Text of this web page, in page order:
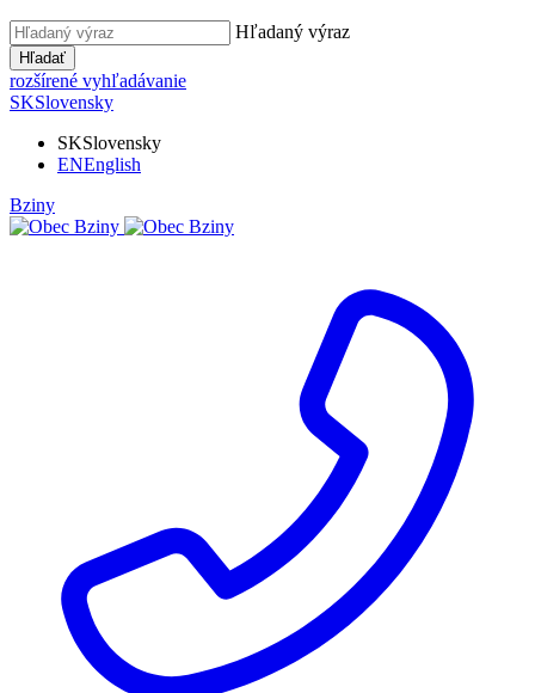
Hľadaný výraz
Hľadať
rozšírené vyhľadávanie
SKSlovensky
SKSlovensky
ENEnglish
Bziny